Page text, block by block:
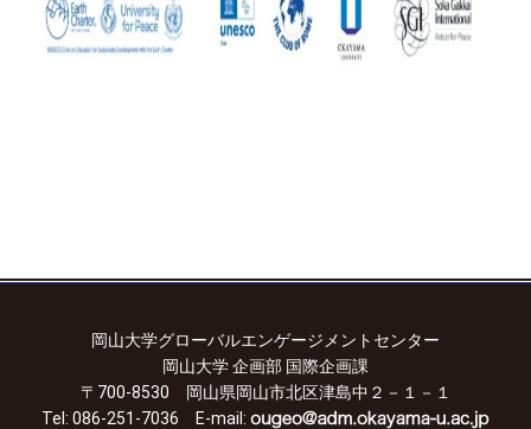
岡山大学グローバルエンゲージメントセンター
岡山大学 企画部 国際企画課
〒700-8530 岡山県岡山市北区津島中２－１－１
Tel: 086-251-7036 E-mail: